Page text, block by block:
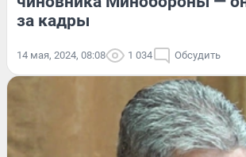
за кадры
14 мая, 2024, 08:08 1 034 Обсудить